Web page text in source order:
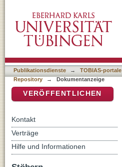
Publikationsdienste → TOBIAS-portale
Repository
→ Dokumentanzeige
VERÖFFENTLICHEN
Kontakt
Verträge
Hilfe und Informationen